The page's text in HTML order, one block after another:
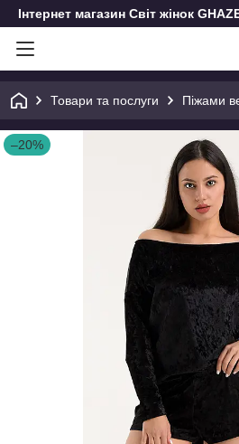
Інтернет магазин Світ жінок
Товари та послуги Піжами
–20%